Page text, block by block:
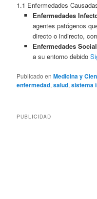
1.1 Enfermedades
Enfermedades
agentes patógenos
directo o indirecto,
Enfermedades
a su entorno debido
Publicado en Medicina y
enfermedad,salud,sistema
PUBLICIDAD